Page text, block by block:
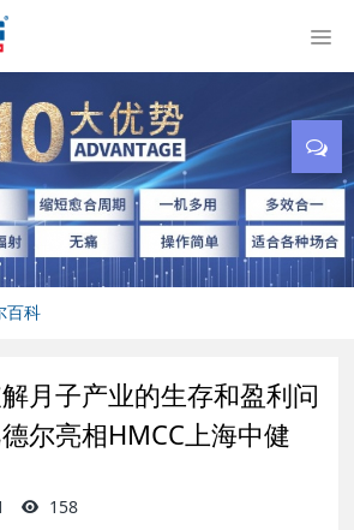
百科
月子产业的生存和盈利问
尔亮相HMCC上海中健
158